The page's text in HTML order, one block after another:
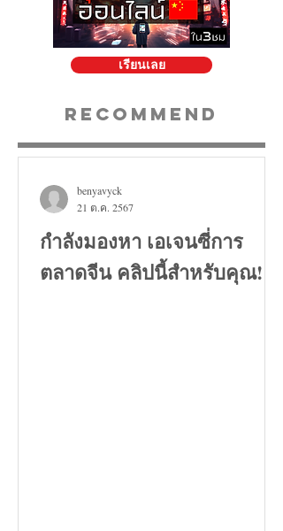
เรียนเลย
Recommend
กำลังมองหา เอเจนซี่การ
ตลาดจีน คลิปนี้สำหรับคุณ!
benyavyck
21 ต.ค. 2567